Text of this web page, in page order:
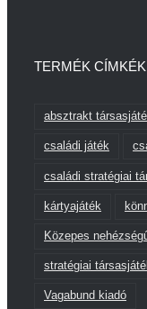
TERMÉK CÍMKÉK
absztrakt
családi játék
családi stratégiai
kártyajáték
Közepes
stratégiai
Vagabund kiadó